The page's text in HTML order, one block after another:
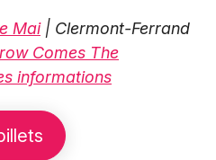
Mai| Clermont-Ferrand
Comes The
informations